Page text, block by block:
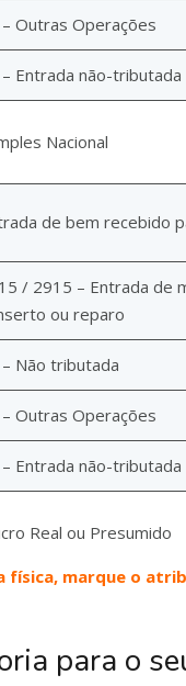
Outras Operações
Entrada não-tributada
Nacional
de bem recebido
/ 2915 – Entrada de
ou reparo
Não tributada
Outras Operações
Entrada não-tributada
Real ou Presumido
física, marque o
para o